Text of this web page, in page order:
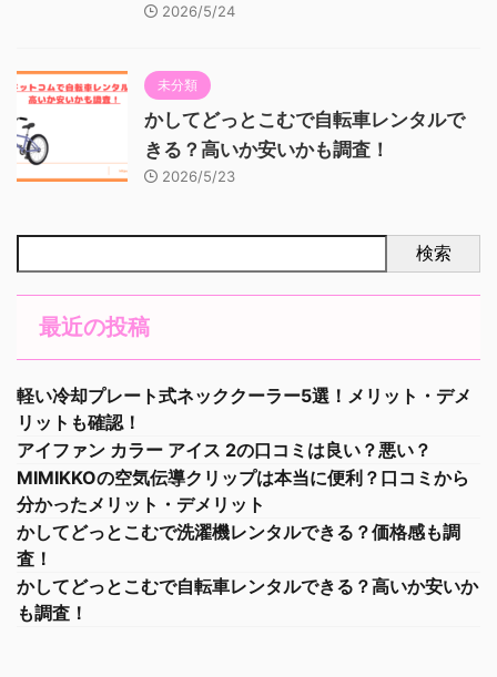
2026/5/24
未分類
かしてどっとこむで自転車レンタルで
きる？高いか安いかも調査！
2026/5/23
検索
最近の投稿
軽い冷却プレート式ネッククーラー5選！メリット・デメ
リットも確認！
アイファン カラー アイス 2の口コミは良い？悪い？
MIMIKKOの空気伝導クリップは本当に便利？口コミから
分かったメリット・デメリット
かしてどっとこむで洗濯機レンタルできる？価格感も調
査！
かしてどっとこむで自転車レンタルできる？高いか安いか
も調査！